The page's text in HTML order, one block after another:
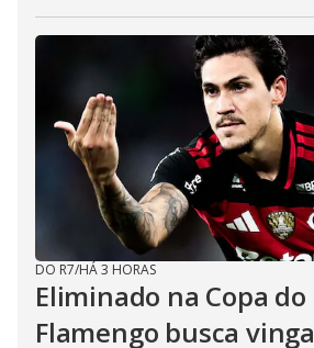
DO R7/HÁ 3 HORAS
Eliminado na Copa do
Flamengo busca